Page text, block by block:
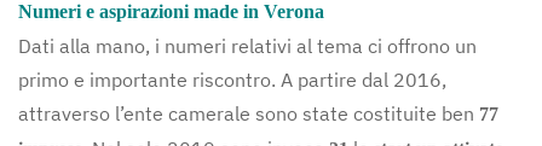
Numeri e aspirazioni made in Verona
Dati alla mano, i numeri relativi al tema ci offrono un
primo e importante riscontro. A partire dal 2016,
attraverso l’ente camerale sono state costituite ben 77